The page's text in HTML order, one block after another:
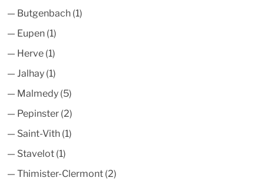
— Butgenbach (1)
— Eupen (1)
— Herve (1)
— Jalhay (1)
— Malmedy (5)
— Pepinster (2)
— Saint-Vith (1)
— Stavelot (1)
— Thimister-Clermont (2)